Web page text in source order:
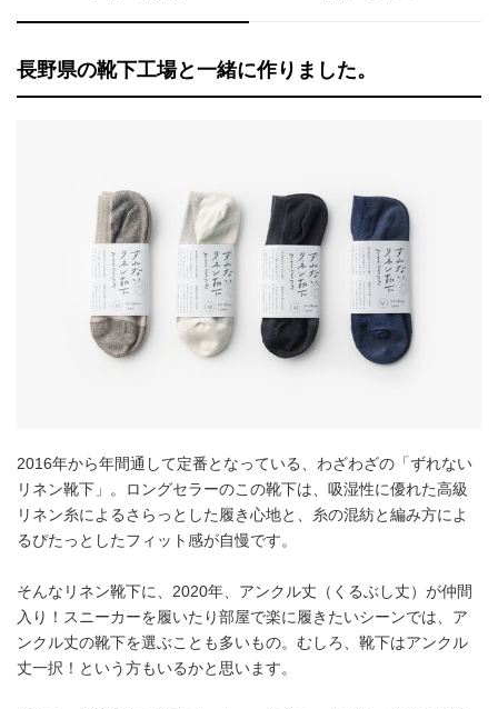
長野県の靴下工場と一緒に作りました。
2016年から年間通して定番となっている、わざわざの「ずれない
リネン靴下」。ロングセラーのこの靴下は、吸湿性に優れた高級
リネン糸によるさらっとした履き心地と、糸の混紡と編み方によ
るぴたっとしたフィット感が自慢です。
そんなリネン靴下に、2020年、アンクル丈（くるぶし丈）が仲間
入り！スニーカーを履いたり部屋で楽に履きたいシーンでは、ア
ンクル丈の靴下を選ぶことも多いもの。むしろ、靴下はアンクル
丈一択！という方もいるかと思います。